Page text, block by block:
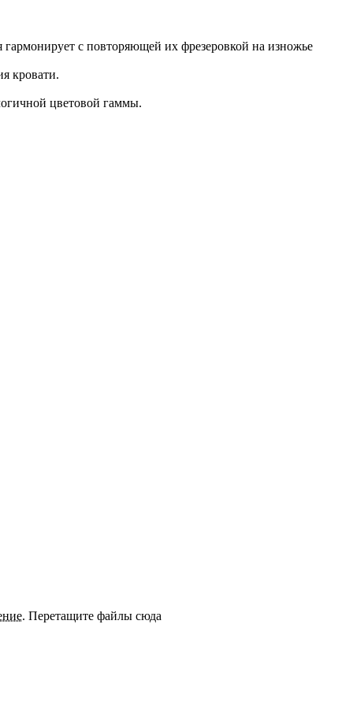
с повторяющей их фрезеровкой на изножье
кровати.
цветовой гаммы.
. Перетащите файлы сюда